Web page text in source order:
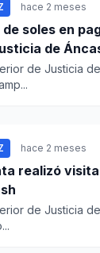
hace 2 meses
de soles en
de
de Justicia
hace 2 meses
realizó
de Justicia